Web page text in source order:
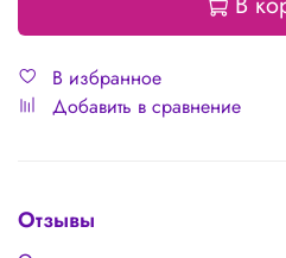
В избранное
Добавить в сравнение
Отзывы